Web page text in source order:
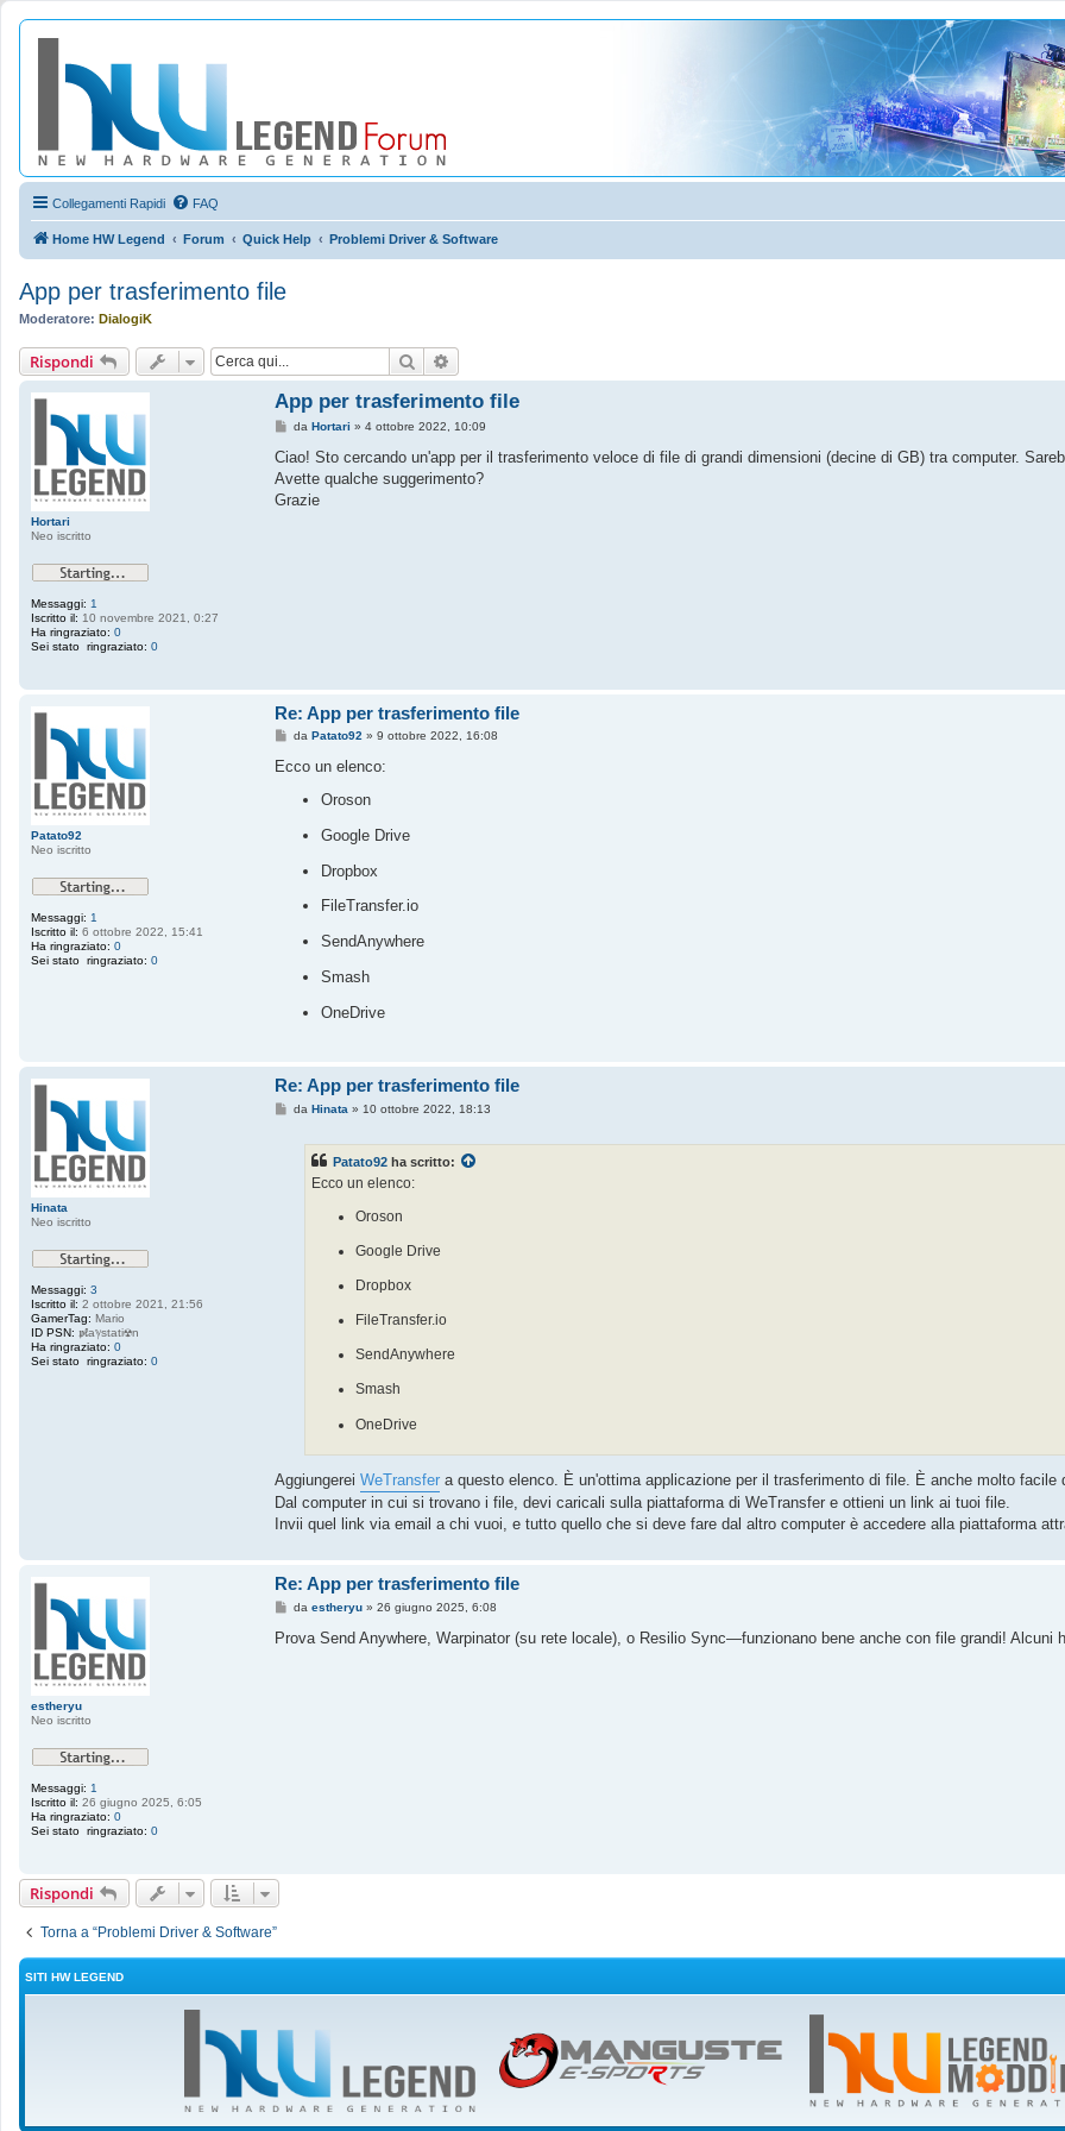
Collegamenti Rapidi FAQ
Home HW Legend Forum Quick Help Problemi Driver & Software
App per trasferimento file
Moderatore: DialogiK
Rispondi Cerca
Hortari
Neo iscritto
Messaggi: 1
Iscritto il: 10 novembre 2021, 0:27
Ha ringraziato: 0
Sei stato ringraziato: 0
App per trasferimento file
M
s
a
g
da Hortari » 4 ottobre 2022, 10:09
Ciao! Sto cercando un'app per il trasferimento veloce di file di grandi dimensioni (decine di GB) tra computer.
Avette qualche suggerimento?
Grazie
Patato92
Neo iscritto
Messaggi: 1
Iscritto il: 6 ottobre 2022, 15:41
Ha ringraziato: 0
Sei stato ringraziato: 0
Re: App per trasferimento file
M
s
da Patato92 » 9 ottobre 2022, 16:08
Ecco un elenco:
Oroson
Google Drive
Dropbox
FileTransfer.io
SendAnywhere
Smash
OneDrive
Hinata
Neo iscritto
Messaggi: 3
Iscritto il: 2 ottobre 2021, 21:56
GamerTag: Mario
ID PSN: 𝖕ℓaℽstati☢n
Ha ringraziato: 0
Sei stato ringraziato: 0
Re: App per trasferimento file
Mda Hinata » 10 ottobre 2022, 18:13
Patato92 ha scritto:
Ecco un elenco:
Oroson
Google Drive
Dropbox
FileTransfer.io
SendAnywhere
Smash
OneDrive
Aggiungerei WeTransfer a questo elenco. È un'ottima applicazione per il trasferimento di file. È anche molto facile
Dal computer in cui si trovano i file, devi caricali sulla piattaforma di WeTransfer e ottieni un link ai tuoi file.
Invii quel link via email a chi vuoi, e tutto quello che si deve fare dal altro computer è accedere alla piattaforma
estheryu
Neo iscritto
Messaggi: 1
Iscritto il: 26 giugno 2025, 6:05
Ha ringraziato: 0
Sei stato ringraziato: 0
Re: App per trasferimento file
M
s
da estheryu» 26 giugno 2025, 6:08
Prova Send Anywhere, Warpinator (su rete locale), o Resilio Sync—funzionano bene anche con file grandi! Alcuni
Rispondi
Torna a “Problemi Driver & Software”
SITI HW LEGEND